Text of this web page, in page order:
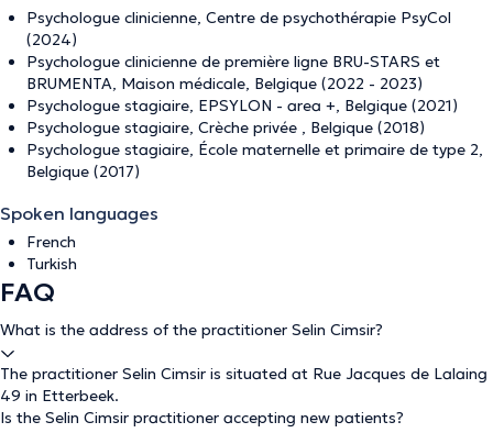
Psychologue clinicienne, Centre de psychothérapie PsyCol
(2024)
Psychologue clinicienne de première ligne BRU-STARS et
BRUMENTA, Maison médicale, Belgique (2022 - 2023)
Psychologue stagiaire, EPSYLON - area +, Belgique (2021)
Psychologue stagiaire, Crèche privée , Belgique (2018)
Psychologue stagiaire, École maternelle et primaire de type 2,
Belgique (2017)
Spoken languages
French
Turkish
FAQ
What is the address of the practitioner Selin Cimsir?
The practitioner Selin Cimsir is situated at Rue Jacques de Lalaing
49 in Etterbeek.
Is the Selin Cimsir practitioner accepting new patients?